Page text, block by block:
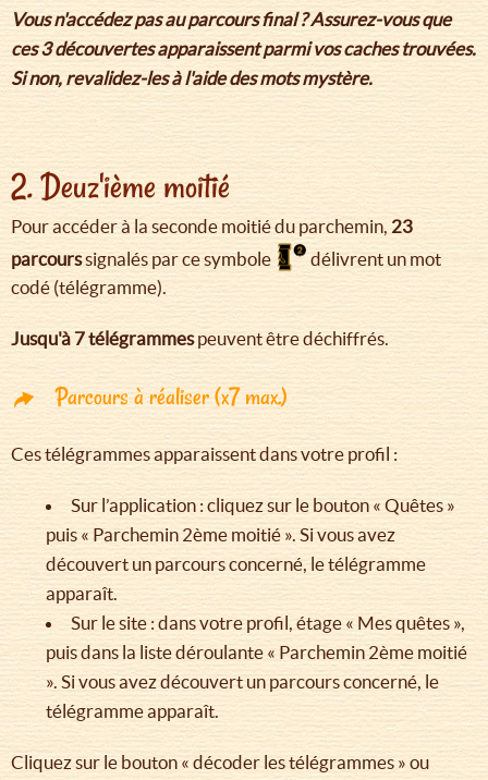
Vous n'accédez pas au parcours final ? Assurez-vous que
ces 3 découvertes apparaissent parmi vos caches trouvées.
Si non, revalidez-les à l'aide des mots mystère.
2. Deuz'ième moitié
Pour accéder à la seconde moitié du parchemin, 23
parcourssignalés par ce symbole
délivrent un mot
codé (télégramme).
Jusqu'à 7 télégrammespeuvent être déchiffrés.
Parcours à réaliser (x7 max.)
Ces télégrammes apparaissent dans votre profil :
Sur l’application : cliquez sur le bouton « Quêtes »
puis « Parchemin 2ème moitié ». Si vous avez
découvert un parcours concerné, le télégramme
apparaît.
Sur le site : dans votre profil, étage « Mes quêtes »,
puis dans la liste déroulante « Parchemin 2ème moitié
». Si vous avez découvert un parcours concerné, le
télégramme apparaît.
Cliquez sur le bouton « décoder les télégrammes » ou